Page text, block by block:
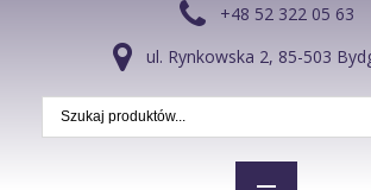
+48 52 322 05 63
ul. Rynkowska 2, 85-503